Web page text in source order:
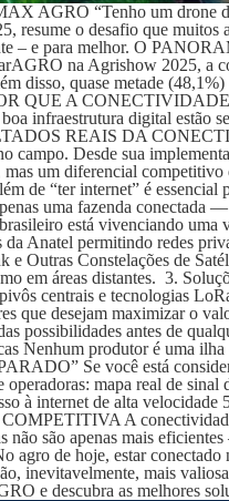
AGRO “Tenho um drone
resume o desafio que
– e para melhor. O
na Agrishow 2025, a
disso, quase metade
QUE A
infraestrutura digital estão
REAIS DA
Desde sua
mas um diferencial
“ter internet” é essencial
uma fazenda
está vivenciando uma
Anatel permitindo redes
Outras Constelações de
em áreas distantes. 3.
centrais e tecnologias
desejam maximizar o
possibilidades antes de
Nenhum produtor é uma
Se você está
mapa real de
à internet de alta
A conectividade
são apenas mais
de hoje, estar conectado
inevitavelmente, mais
e descubra as melhores